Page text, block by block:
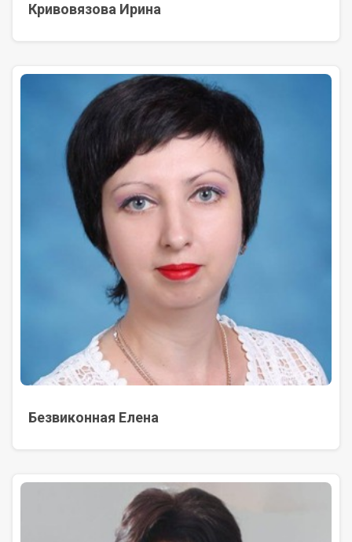
Кривовязова Ирина
Безвиконная Елена